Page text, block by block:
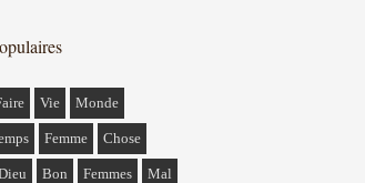
Vie Monde
Femme Chose
Bon Femmes Mal